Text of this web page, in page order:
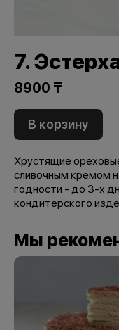
7.
8900 ₸
В корзину
Хрустящие
сливочным кремом
годности - до 3-х
кондитерского
Мы